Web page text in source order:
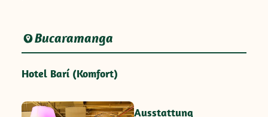
Bucaramanga
Hotel Barí (Komfort)
Ausstattung